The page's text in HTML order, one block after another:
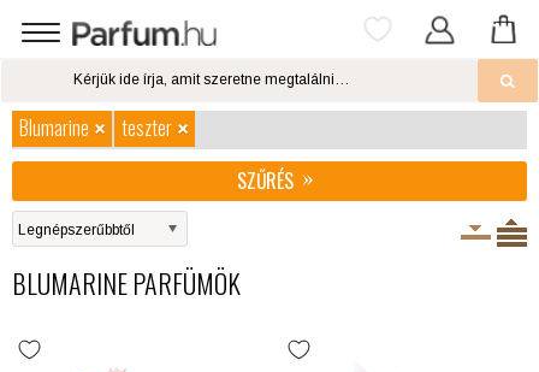
Blumarine
teszter
SZŰRÉS
BLUMARINE PARFÜMÖK